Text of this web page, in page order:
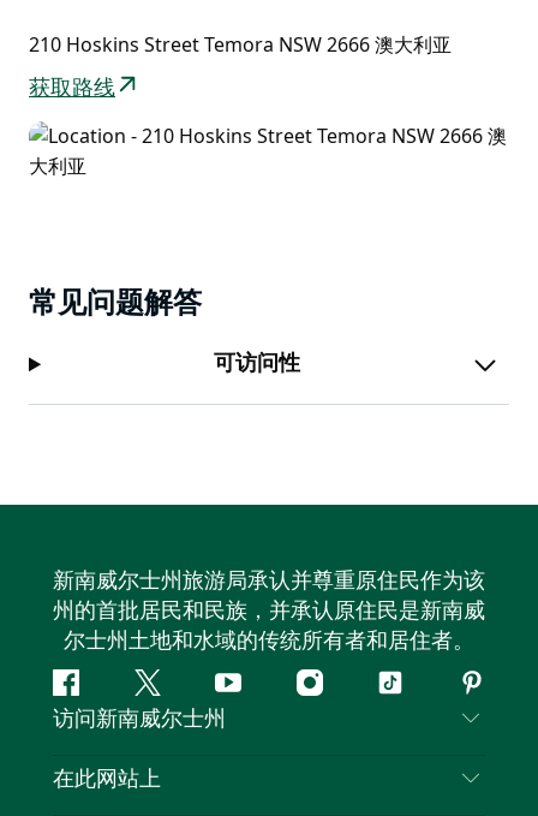
210 Hoskins Street Temora NSW 2666 澳大利亚
获取路线
常见问题解答
可访问性
新南威尔士州旅游局承认并尊重原住民作为该
州的首批居民和民族，并承认原住民是新南威
尔士州土地和水域的传统所有者和居住者。
Facebook叽
叽
喳
YouTubeInstagram
抖
访问新南威尔士州
联系我们
在此网站上